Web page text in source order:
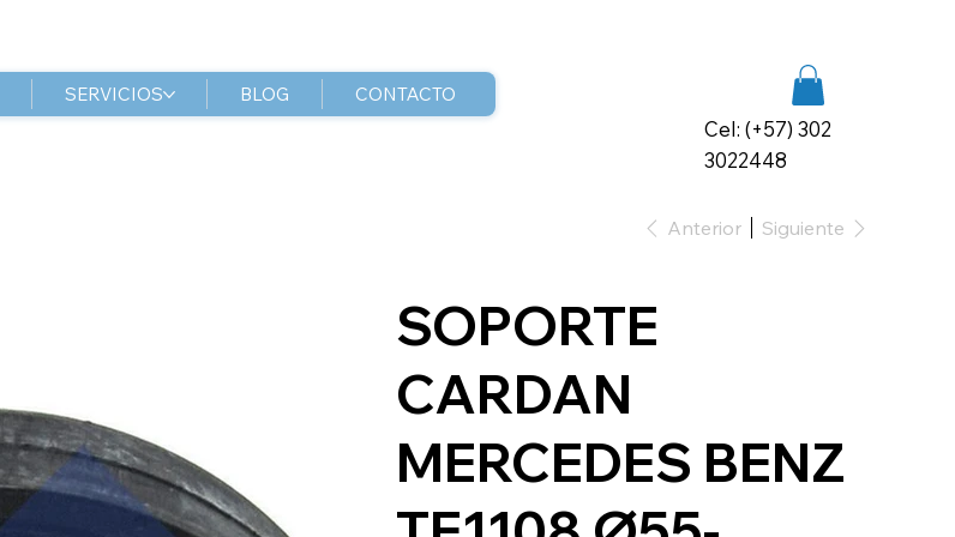
SERVICIOS BLOG CONTACTO
Cel: (+57) 302
3022448
Anterior Siguiente
SOPORTE
CARDAN
MERCEDES BENZ